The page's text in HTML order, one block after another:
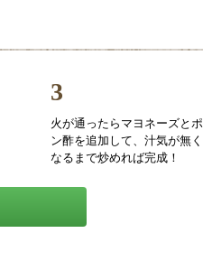
3
火が通ったらマヨネーズとポ
ン酢を追加して、汁気が無く
なるまで炒めれば完成！